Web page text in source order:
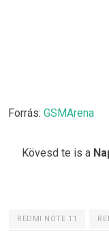
Forrás: GSMArena
Kövesd te is a
REDMI NOTE 11